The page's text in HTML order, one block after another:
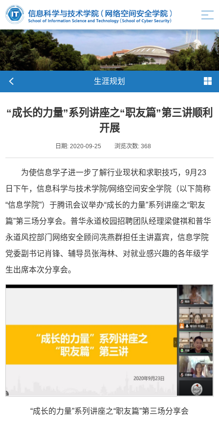
生涯规划
“成长的力量”系列讲座之“职友篇”第三讲顺利
开展
日期: 2020-09-25 浏览次数: 368
为使信息学子进一步了解行业现状和求职技巧，9月23
日下午，信息科学与技术学院/网络空间安全学院（以下简称
“信息学院”）于腾讯会议举办“成长的力量”系列讲座之“职友
篇”第三场分享会。普华永道校园招聘团队经理梁健祺和普华
永道风控部门网络安全顾问冼燕群担任主讲嘉宾，信息学院
党委副书记肖锋、辅导员张海林、对就业感兴趣的各年级学
生出席本次分享会。
“成长的力量”系列讲座之“职友篇”第三场分享会